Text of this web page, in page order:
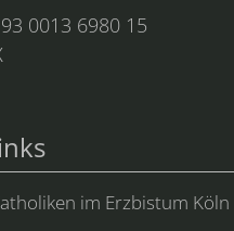
0013 6980 15
im Erzbistum Köln